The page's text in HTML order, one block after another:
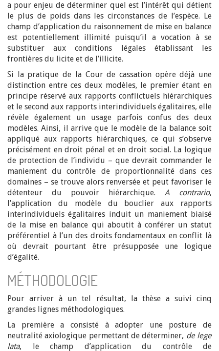
a pour enjeu de déterminer quel est l’intérêt qui détient
le plus de poids dans les circonstances de l’espèce. Le
champ d’application du raisonnement de mise en balance
est potentiellement illimité puisqu’il a vocation à se
substituer aux conditions légales établissant les
frontières du licite et de l’illicite.
Si la pratique de la Cour de cassation opère déjà une
distinction entre ces deux modèles, le premier étant en
principe réservé aux rapports conflictuels hiérarchiques
et le second aux rapports interindividuels égalitaires, elle
révèle également un usage parfois confus des deux
modèles. Ainsi, il arrive que le modèle de la balance soit
appliqué aux rapports hiérarchiques, ce qui s’observe
précisément en droit pénal et en droit social. La logique
de protection de l’individu – que devrait commander le
maniement du contrôle de proportionnalité dans ces
domaines – se trouve alors renversée et peut favoriser le
détenteur du pouvoir hiérarchique. A contrario,
l’application du modèle du bouclier aux rapports
interindividuels égalitaires induit un maniement biaisé
de la mise en balance qui aboutit à conférer un statut
préférentiel à l’un des droits fondamentaux en conflit là
où devrait pourtant être présupposée une logique
d’égalité.
MÉTHODOLOGIE
Pour arriver à un tel résultat, la thèse a suivi cinq
grandes lignes méthodologiques.
La première a consisté à adopter une posture de
neutralité axiologique permettant de déterminer, de lege
lata, le champ d’application du contrôle de